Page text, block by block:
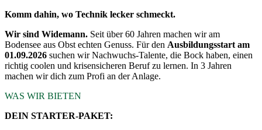
Komm dahin, wo Technik lecker schmeckt.
Wir sind Widemann. Seit über 60 Jahren machen wir am
Bodensee aus Obst echten Genuss. Für den Ausbildungsstart am
01.09.2026 suchen wir Nachwuchs-Talente, die Bock haben, einen
richtig coolen und krisensicheren Beruf zu lernen. In 3 Jahren
machen wir dich zum Profi an der Anlage.
WAS WIR BIETEN
DEIN STARTER-PAKET: